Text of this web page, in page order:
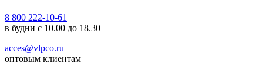
8 800 222-10-61
в будни с 10.00 до 18.30
acces@vlpco.ru
оптовым клиентам